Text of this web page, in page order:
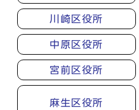
川崎区役所
中原区役所
宮前区役所
麻生区役所